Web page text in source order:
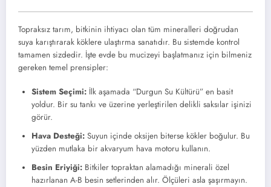
Topraksız tarım, bitkinin ihtiyacı olan tüm mineralleri doğrudan
suya karıştırarak köklere ulaştırma sanatıdır. Bu sistemde kontrol
tamamen sizdedir. İşte evde bu mucizeyi başlatmanız için bilmeniz
gereken temel prensipler:
Sistem Seçimi: İlk aşamada “Durgun Su Kültürü” en basit
yoldur. Bir su tankı ve üzerine yerleştirilen delikli saksılar işinizi
görür.
Hava Desteği: Suyun içinde oksijen biterse kökler boğulur. Bu
yüzden mutlaka bir akvaryum hava motoru kullanın.
Besin Eriyiği: Bitkiler topraktan alamadığı minerali özel
hazırlanan A-B besin setlerinden alır. Ölçüleri asla şaşırmayın.